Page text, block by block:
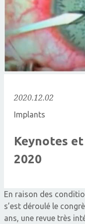
2020.12.02
Implants
Keynotes
2020
En raison des
s’est déroulé le
ans, une revue très